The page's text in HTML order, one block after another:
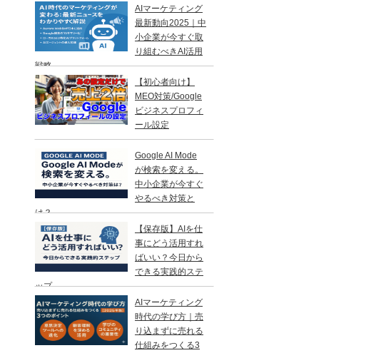
AIマーケティング
最新動向2025｜中
小企業が今すぐ取
り組むべきAI活用
戦略
【初心者向け】
MEO対策/Google
ビジネスプロフィ
ール設定
Google AI Mode
が検索を変える。
中小企業が今すぐ
やるべき対策と
は？
【保存版】AIを仕
事にどう活用すれ
ばいい？今日から
できる実践的ステ
ップ
AIマーケティング
時代の学び方｜売
り込まずに売れる
仕組みをつくる3